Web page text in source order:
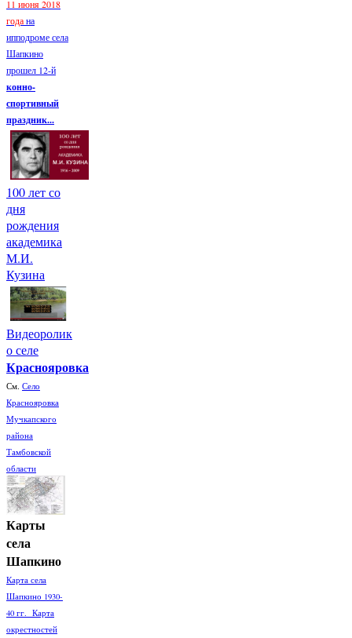
11 июня 2018
годана
ипподроме села
Шапкино
прошел 12-й
конно-
спортивный
праздник...
100 лет со
дня
рождения
академика
М.И.
Кузина
Видеоролик
о селе
Краснояровка
См. Село
Краснояровка
Мучкапского
района
Тамбовской
области
Карты
села
Шапкино
Карта села
Шапкино 1930-
40 гг. Карта
окрестностей